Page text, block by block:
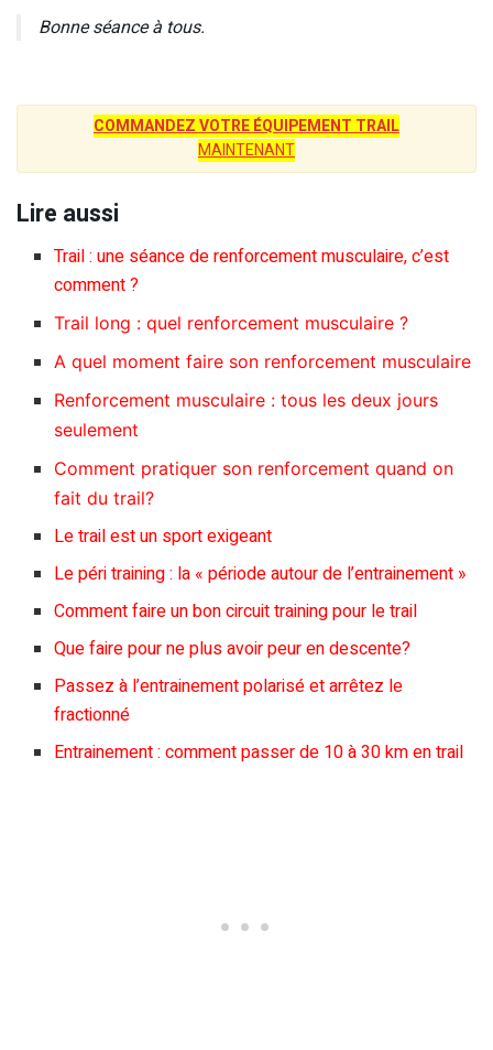
Bonne séance à tous.
COMMANDEZ VOTRE ÉQUIPEMENT TRAIL
MAINTENANT
Lire aussi
Trail : une séance de renforcement musculaire, c’est
comment ?
Trail long : quel renforcement musculaire ?
A quel moment faire son renforcement musculaire
Renforcement musculaire : tous les deux jours
seulement
Comment pratiquer son renforcement quand on
fait du trail?
Le trail est un sport exigeant
Le péri training : la « période autour de l’entrainement »
Comment faire un bon circuit training pour le trail
Que faire pour ne plus avoir peur en descente?
Passez à l’entrainement polarisé et arrêtez le
fractionné
Entrainement : comment passer de 10 à 30 km en trail